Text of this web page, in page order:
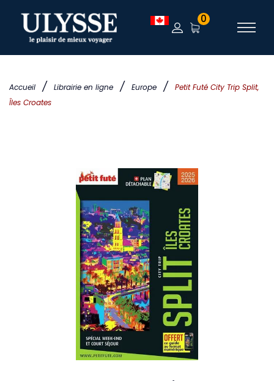
Accueil / Librairie en ligne / Europe /
Petit Futé City Trip Split,
Îles Croates
0